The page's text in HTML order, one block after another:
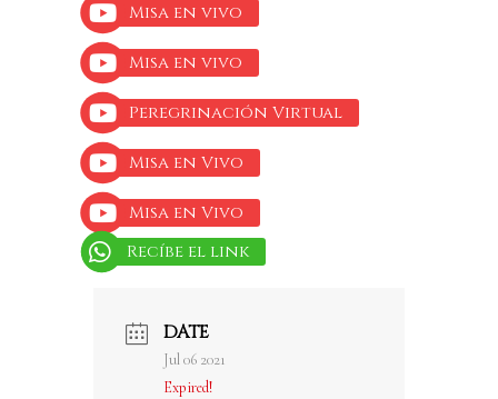
Misa en vivo
Misa en vivo
Peregrinación Virtual
Misa en Vivo
Misa en Vivo
Recíbe el link
DATE
Jul 06 2021
Expired!